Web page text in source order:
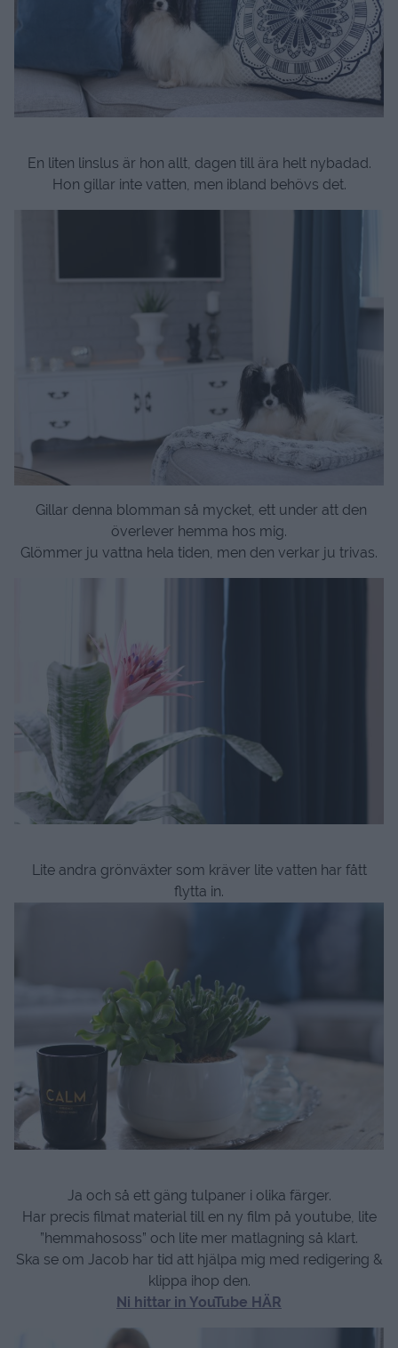
En liten linslus är hon allt, dagen till ära helt nybadad.
Hon gillar inte vatten, men ibland behövs det.
Gillar denna blomman så mycket, ett under att den
överlever hemma hos mig.
Glömmer ju vattna hela tiden, men den verkar ju trivas.
Lite andra grönväxter som kräver lite vatten har fått
flytta in.
Ja och så ett gäng tulpaner i olika färger.
Har precis filmat material till en ny film på youtube, lite
”hemmahososs” och lite mer matlagning så klart.
Ska se om Jacob har tid att hjälpa mig med redigering &
klippa ihop den.
Ni hittar in YouTube HÄR